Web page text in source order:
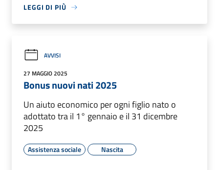
LEGGI DI PIÙ
AVVISI
27 MAGGIO 2025
Bonus nuovi nati 2025
Un aiuto economico per ogni figlio nato o
adottato tra il 1° gennaio e il 31 dicembre
2025
Assistenza sociale Nascita